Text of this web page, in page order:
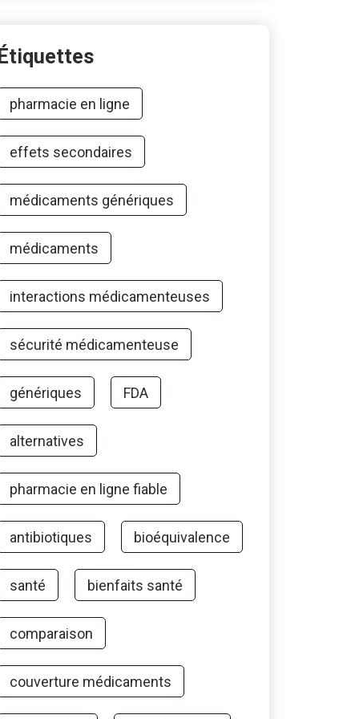
Étiquettes
pharmacie en ligne
effets secondaires
médicaments génériques
médicaments
interactions médicamenteuses
sécurité médicamenteuse
génériques FDA
alternatives
pharmacie en ligne fiable
antibiotiques bioéquivalence
santé bienfaits santé
comparaison
couverture médicaments